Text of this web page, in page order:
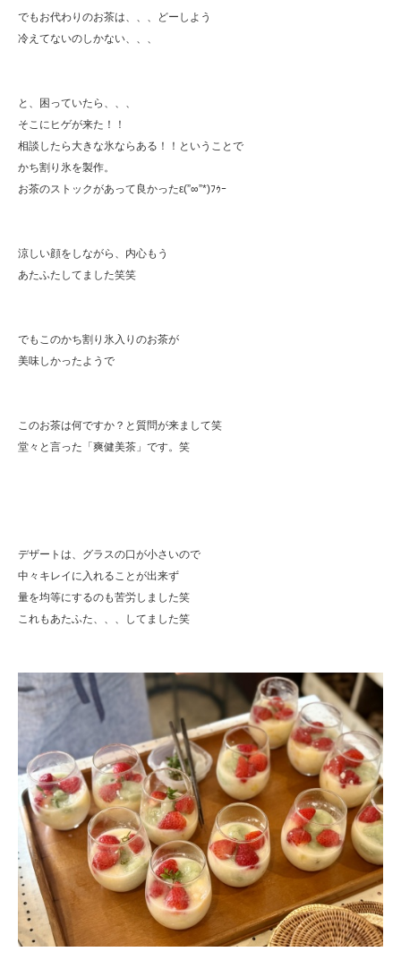
でもお代わりのお茶は、、、どーしよう
冷えてないのしかない、、、
と、困っていたら、、、
そこにヒゲが来た！！
相談したら大きな氷ならある！！ということで
かち割り氷を製作。
お茶のストックがあって良かったε(”∞”*)ﾌｩｰ
涼しい顔をしながら、内心もう
あたふたしてました笑笑
でもこのかち割り氷入りのお茶が
美味しかったようで
このお茶は何ですか？と質問が来まして笑
堂々と言った「爽健美茶」です。笑
デザートは、グラスの口が小さいので
中々キレイに入れることが出来ず
量を均等にするのも苦労しました笑
これもあたふた、、、してました笑